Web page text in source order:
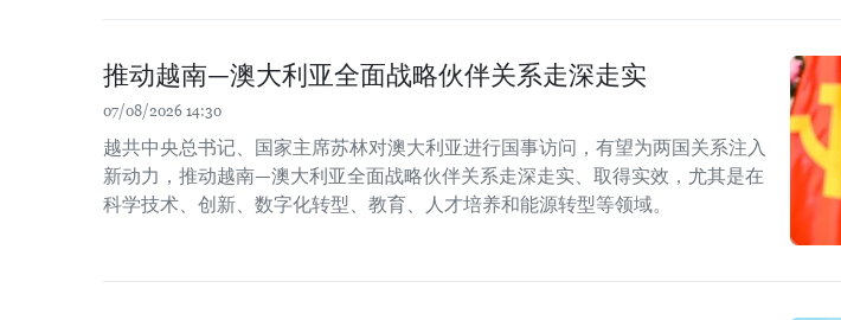
推动越南—澳大利亚全面战略伙伴关系走深走实
07/08/2026 14:30
越共中央总书记、国家主席苏林对澳大利亚进行国事访问，有望为两国关系注入
新动力，推动越南—澳大利亚全面战略伙伴关系走深走实、取得实效，尤其是在
科学技术、创新、数字化转型、教育、人才培养和能源转型等领域。